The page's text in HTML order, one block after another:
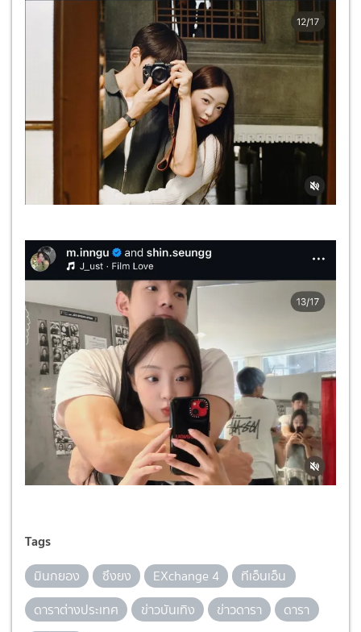
Tags
มินกยอง ซึงยง EXchange 4
ทีเอ็นเอ็น
ดาราต่างประเทศ
ข่าวบันเทิง ข่าวดารา
ดารา